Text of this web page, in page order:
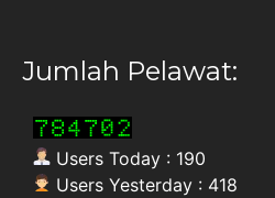
Jumlah Pelawat:
Users Today : 190
Users Yesterday : 418